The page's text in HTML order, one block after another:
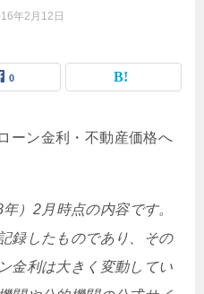
年2月12日
0
）2月時点の内容です。
録したものであり、その
金利は大きく変動してい